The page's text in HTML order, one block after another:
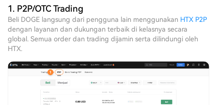
1. P2P/OTC Trading
Beli DOGE langsung dari pengguna lain menggunakan HTX P2P
dengan layanan dan dukungan terbaik di kelasnya secara
global. Semua order dan trading dijamin serta dilindungi oleh
HTX.